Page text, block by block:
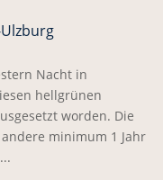
Nacht in
hellgrünen
worden. Die
minimum 1 Jahr